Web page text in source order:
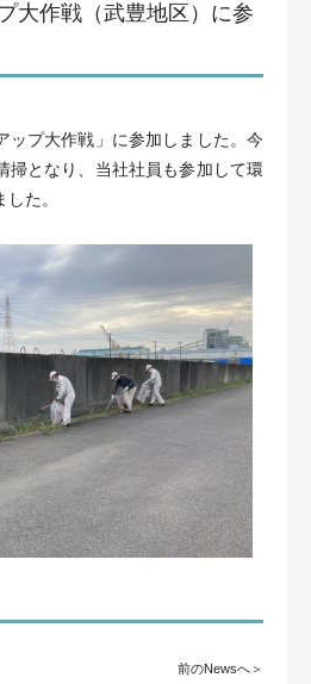
大作戦（武豊地区）に参
ップ大作戦」に参加しました。今
掃となり、当社社員も参加して環
た。
前のNewsへ＞